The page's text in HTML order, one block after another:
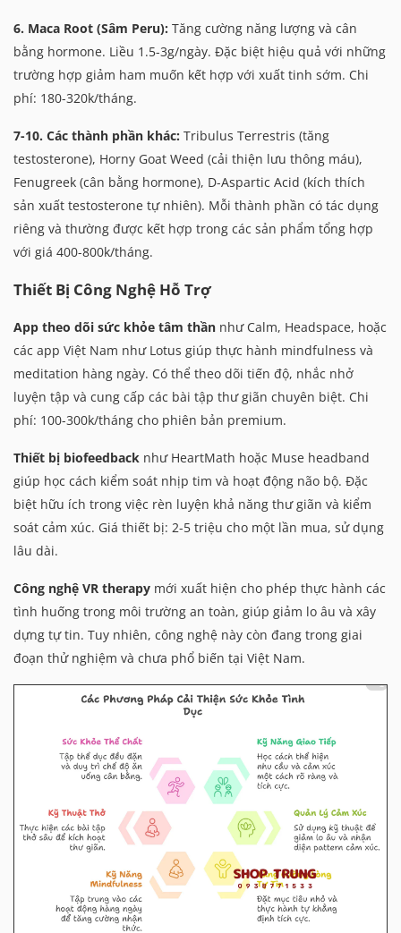
6. Maca Root (Sâm Peru): Tăng cường năng lượng và cân
bằng hormone. Liều 1.5-3g/ngày. Đặc biệt hiệu quả với những
trường hợp giảm ham muốn kết hợp với xuất tinh sớm. Chi
phí: 180-320k/tháng.
7-10. Các thành phần khác: Tribulus Terrestris (tăng
testosterone), Horny Goat Weed (cải thiện lưu thông máu),
Fenugreek (cân bằng hormone), D-Aspartic Acid (kích thích
sản xuất testosterone tự nhiên). Mỗi thành phần có tác dụng
riêng và thường được kết hợp trong các sản phẩm tổng hợp
với giá 400-800k/tháng.
Thiết Bị Công Nghệ Hỗ Trợ
App theo dõi sức khỏe tâm thần như Calm, Headspace, hoặc
các app Việt Nam như Lotus giúp thực hành mindfulness và
meditation hàng ngày. Có thể theo dõi tiến độ, nhắc nhở
luyện tập và cung cấp các bài tập thư giãn chuyên biệt. Chi
phí: 100-300k/tháng cho phiên bản premium.
Thiết bị biofeedback như HeartMath hoặc Muse headband
giúp học cách kiểm soát nhịp tim và hoạt động não bộ. Đặc
biệt hữu ích trong việc rèn luyện khả năng thư giãn và kiểm
soát cảm xúc. Giá thiết bị: 2-5 triệu cho một lần mua, sử dụng
lâu dài.
Công nghệ VR therapy mới xuất hiện cho phép thực hành các
tình huống trong môi trường an toàn, giúp giảm lo âu và xây
dựng tự tin. Tuy nhiên, công nghệ này còn đang trong giai
đoạn thử nghiệm và chưa phổ biến tại Việt Nam.